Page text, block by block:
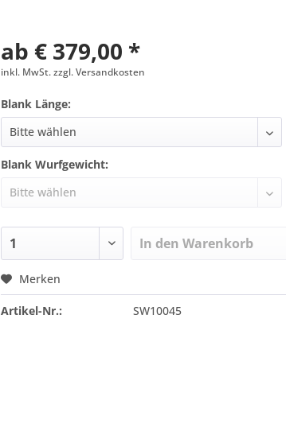
ab € 379,00 *
inkl. MwSt. zzgl. Versandkosten
Blank Länge:
Blank Wurfgewicht:
In den Warenkorb
Merken
Artikel-Nr.: SW10045